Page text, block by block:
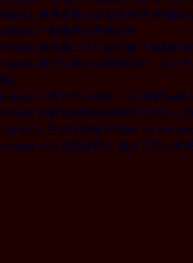
管理線上 吳寶春聊10年創業修煉 每個開
封面故事 一顆雞蛋的升級戰爭
封面故事 揪蛋農二代打轉型戰 大成飼料
封面故事 為何甘願做沒賺錢的第一名？
輪」
封面故事 小資本也有機會！5分眾戰法讓
國際視窗 挑戰首架零碳排飛機 空中巴士
戒掉爛英文 主管沒特權 也該go by the
商周書摘 犬主管這樣帶人 貓員工容易團滅